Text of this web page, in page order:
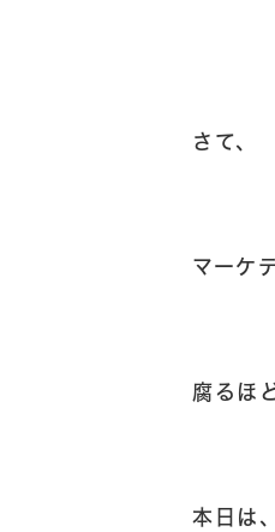
さて、
マーケ
腐るほ
本日は、